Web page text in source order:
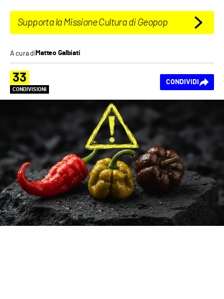
Supporta la Missione Cultura di Geopop
A cura diMatteo Galbiati
33
CONDIVISIONI
CONDIVIDI